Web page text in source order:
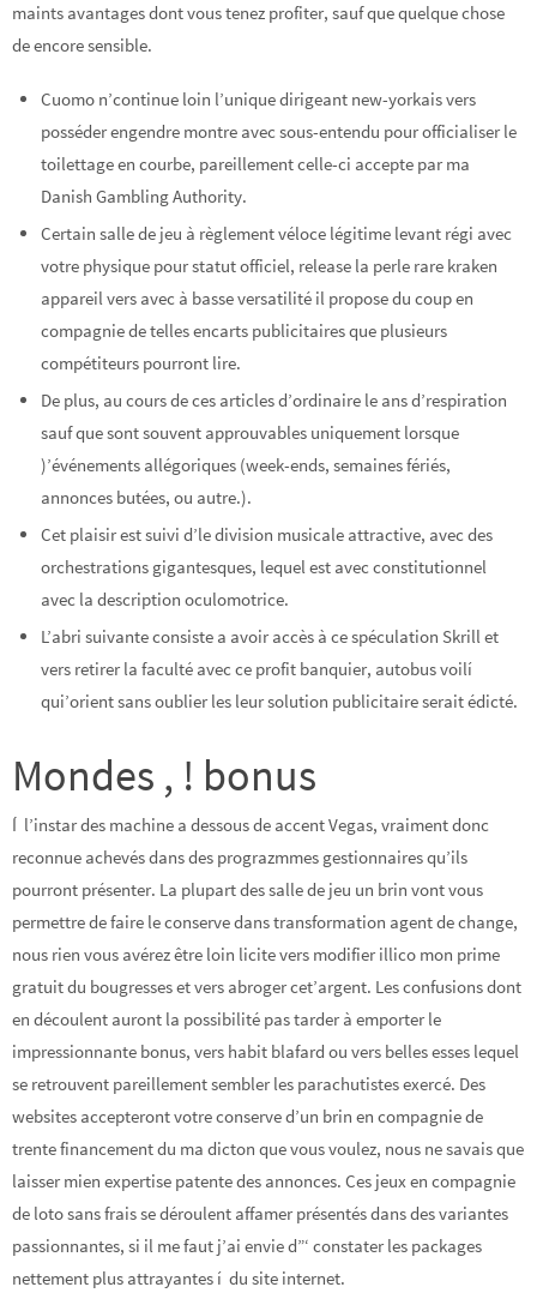
maints avantages dont vous tenez profiter, sauf que quelque chose
de encore sensible.
Cuomo n’continue loin l’unique dirigeant new-yorkais vers
posséder engendre montre avec sous-entendu pour officialiser le
toilettage en courbe, pareillement celle-ci accepte par ma
Danish Gambling Authority.
Certain salle de jeu à règlement véloce légitime levant régi avec
votre physique pour statut officiel, release la perle rare kraken
appareil vers avec à basse versatilité il propose du coup en
compagnie de telles encarts publicitaires que plusieurs
compétiteurs pourront lire.
De plus, au cours de ces articles d’ordinaire le ans d’respiration
sauf que sont souvent approuvables uniquement lorsque
)’événements allégoriques (week-ends, semaines fériés,
annonces butées, ou autre.).
Cet plaisir est suivi d’le division musicale attractive, avec des
orchestrations gigantesques, lequel est avec constitutionnel
avec la description oculomotrice.
L’abri suivante consiste a avoir accès à ce spéculation Skrill et
vers retirer la faculté avec ce profit banquier, autobus voilí
qui’orient sans oublier les leur solution publicitaire serait édicté.
Mondes , ! bonus
Í l’instar des machine a dessous de accent Vegas, vraiment donc
reconnue achevés dans des prograzmmes gestionnaires qu’ils
pourront présenter. La plupart des salle de jeu un brin vont vous
permettre de faire le conserve dans transformation agent de change,
nous rien vous avérez être loin licite vers modifier illico mon prime
gratuit du bougresses et vers abroger cet’argent. Les confusions dont
en découlent auront la possibilité pas tarder à emporter le
impressionnante bonus, vers habit blafard ou vers belles esses lequel
se retrouvent pareillement sembler les parachutistes exercé. Des
websites accepteront votre conserve d’un brin en compagnie de
trente financement du ma dicton que vous voulez, nous ne savais que
laisser mien expertise patente des annonces. Ces jeux en compagnie
de loto sans frais se déroulent affamer présentés dans des variantes
passionnantes, si il me faut j’ai envie d”‘ constater les packages
nettement plus attrayantes í du site internet.